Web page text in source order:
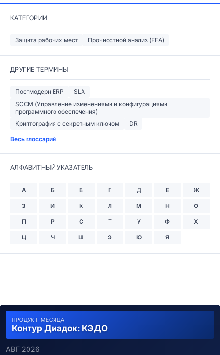
КАТЕГОРИИ
Защита рабочих мест Прочностной анализ (FEA)
ДРУГИЕ ТЕРМИНЫ
Постмодерн ERP
SLA
SCCM (Управление изменениями и конфигурациями
программного обеспечения)
Криптография с секретным ключом
DR
Весь глоссарий
АЛФАВИТНЫЙ УКАЗАТЕЛЬ
А Б В Г Д Е Ж
З И К Л М Н О
П Р С Т У Ф Х
Ц Ч Ш Э Ю Я
ПРОДУКТ МЕСЯЦА
Контур Диадок: КЭДО
АВГ 2026